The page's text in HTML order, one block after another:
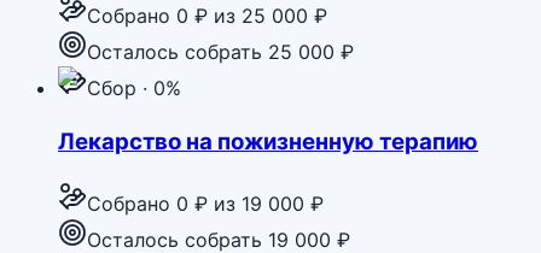
Собрано 0 ₽ из 25 000 ₽
Осталось собрать 25 000 ₽
Сбор · 0%
Лекарство на пожизненную терапию
Собрано 0 ₽ из 19 000 ₽
Осталось собрать 19 000 ₽